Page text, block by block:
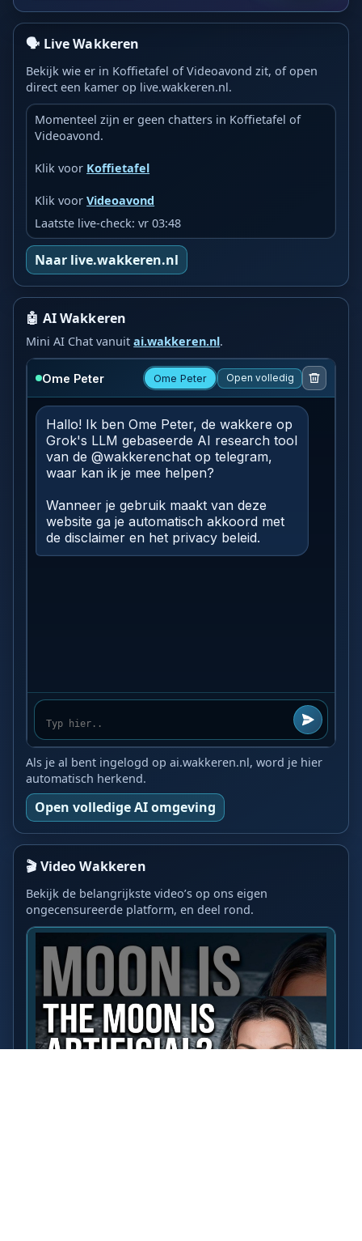
🗣️ Live Wakkeren
Bekijk wie er in Koffietafel of Videoavond zit, of open
direct een kamer op live.wakkeren.nl.
Momenteel zijn er geen chatters in Koffietafel of
Videoavond.
Klik voor Koffietafel
Klik voorVideoavond
Laatste live-check: vr 03:48
Naar live.wakkeren.nl
🤖 AI Wakkeren
Mini AI Chat vanuitai.wakkeren.nl.
Als je al bent ingelogd op ai.wakkeren.nl, word je hier
automatisch herkend.
Open volledige AI omgeving
🎬 Video Wakkeren
Bekijk de belangrijkste video’s op ons eigen
ongecensureerde platform, en deel rond.